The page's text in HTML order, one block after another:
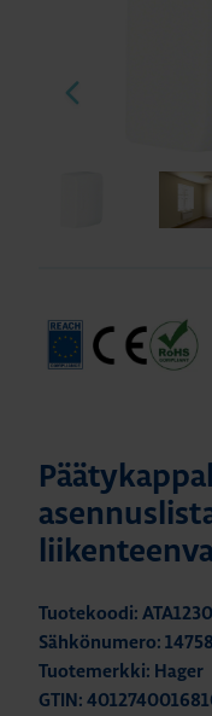
Tuotekoodi:
Sähkönumero:
Tuotemerkki: Hager
GTIN: